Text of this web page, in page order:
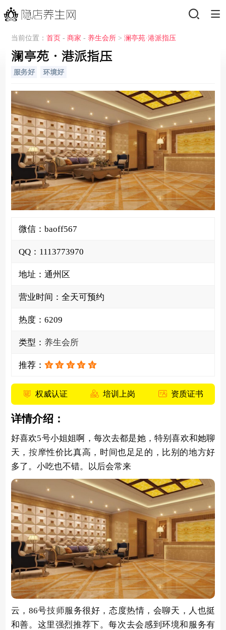
当前位置： 首页- 商家 - 养生会所> 澜亭苑·港派指压
澜亭苑·港派指压
服务好 环境好
微信： baoff567
QQ： 1113773970
地址：通州区
营业时间：全天可预约
热度： 6209
类型： 养生会所
推荐：
权威认证 培训上岗 资质证书
详情介绍：
好喜欢5号小姐姐啊，每次去都是她，特别喜欢和她聊
天， 按摩性价比真高，时间也足足的，比别的地方好
多了。小吃也不错。以后会常来
云，86号技师服务很好，态度热情，会聊天，人也挺
和善。这里强烈推荐下。每次去会感到环境和服务有